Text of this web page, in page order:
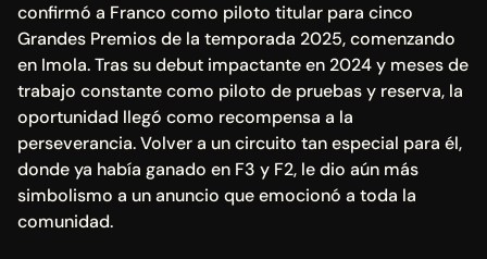
confirmó a Franco como piloto titular para cinco
Grandes Premios de la temporada 2025, comenzando
en Imola. Tras su debut impactante en 2024 y meses de
trabajo constante como piloto de pruebas y reserva, la
oportunidad llegó como recompensa a la
perseverancia. Volver a un circuito tan especial para él,
donde ya había ganado en F3 y F2, le dio aún más
simbolismo a un anuncio que emocionó a toda la
comunidad.